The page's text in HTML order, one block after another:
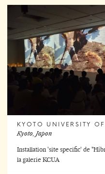
KYOTO UNIVERSITY OF
Kyoto, Japon
Installation 'site specific' de
la galerie KCUA